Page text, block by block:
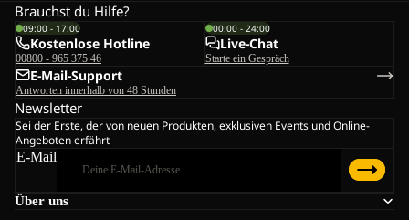
Über uns
Brauchst du Hilfe?
09:00 - 17:00
Kostenlose Hotline
00800 - 965 375 46
00:00 - 24:00
Live-Chat
Starte ein Gespräch
E-Mail-Support
Antworten innerhalb von 48 Stunden
Newsletter
Sei der Erste, der von neuen Produkten, exklusiven Events und Online-
Angeboten erfährt
E-Mail